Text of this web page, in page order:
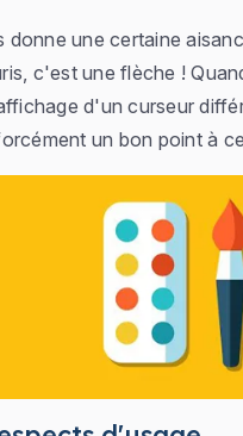
une certaine
c'est une flèche !
d'un curseur
un bon point à